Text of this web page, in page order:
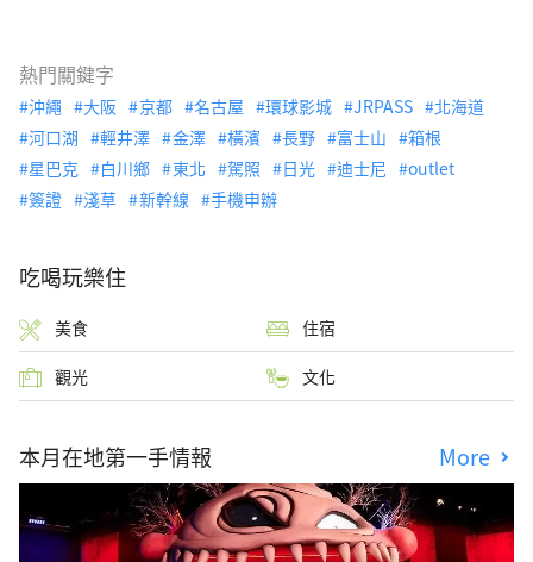
熱門關鍵字
沖繩 大阪 京都 名古屋 環球影城 JRPASS
北海道
河口湖
輕井澤 金澤 橫濱 長野 富士山
箱根
星巴克
白川鄉 東北 駕照 日光 迪士尼
outlet
簽證
淺草 新幹線 手機申辦
吃喝玩樂住
美食 住宿
觀光 文化
本月在地第一手情報 More